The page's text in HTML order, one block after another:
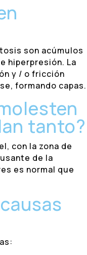
son acúmulos
hiperpresión. La
y / o fricción
formando capas.
tanto?
con la zona de
de la
es normal que